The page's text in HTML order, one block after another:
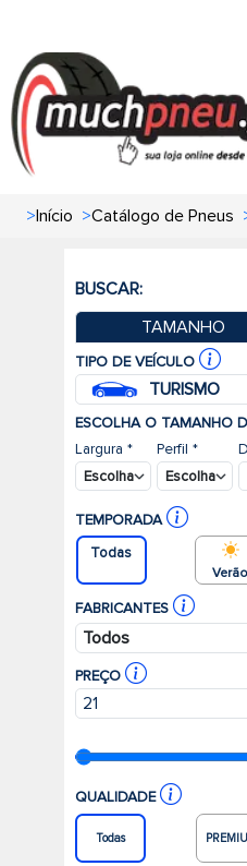
>Início >Catálogo de Pneus
BUSCAR:
TAMANHO
TIPO DE VEÍCULO
TURISMO
ESCOLHA O TAMANHO
Largura *
Perfil *
TEMPORADA
Todas
Verão
FABRICANTES
PREÇO
QUALIDADE
Todas